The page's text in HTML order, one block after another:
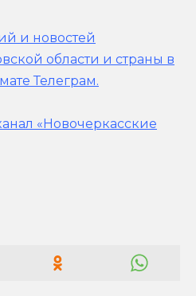
и новостей
области и страны в
Телеграм.
«Новочеркасские